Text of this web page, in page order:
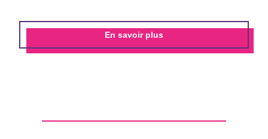
En savoir plus